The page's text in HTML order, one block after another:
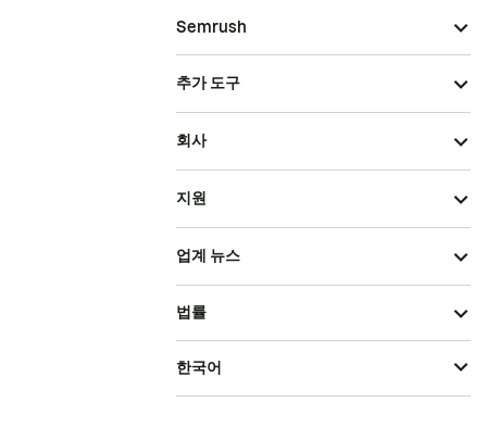
Semrush
추가 도구
회사
지원
업계 뉴스
법률
한국어